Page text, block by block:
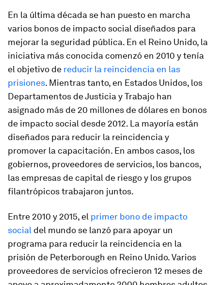
En la última década se han puesto en marcha
varios bonos de impacto social diseñados para
mejorar la seguridad pública. En el Reino Unido, la
iniciativa más conocida comenzó en 2010 y tenía
el objetivo de reducir la reincidencia en las
prisiones. Mientras tanto, en Estados Unidos, los
Departamentos de Justicia y Trabajo han
asignado más de 20 millones de dólares en bonos
de impacto social desde 2012. La mayoría están
diseñados para reducir la reincidencia y
promover la capacitación. En ambos casos, los
gobiernos, proveedores de servicios, los bancos,
las empresas de capital de riesgo y los grupos
filantrópicos trabajaron juntos.
Entre 2010 y 2015, el primer bono de impacto
social del mundo se lanzó para apoyar un
programa para reducir la reincidencia en la
prisión de Peterborough en Reino Unido. Varios
proveedores de servicios ofrecieron 12 meses de